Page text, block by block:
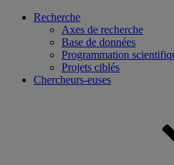
Recherche
Axes de recherche
Base de données
Programmation
Projets ciblés
Chercheurs-euses